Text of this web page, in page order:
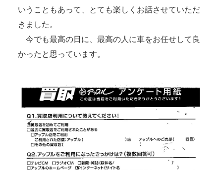
いうこともあって、とても楽しくお話させていただ
きました。
今でも最高の日に、最高の人に車をお任せして良
かったと思っています。